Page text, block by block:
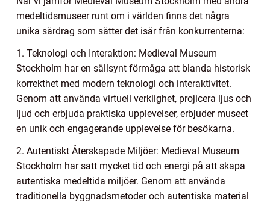
medeltidsmuseer runt om i världen finns det några
unika särdrag som sätter det isär från konkurrenterna:
1. Teknologi och Interaktion: Medieval Museum
Stockholm har en sällsynt förmåga att blanda historisk
korrekthet med modern teknologi och interaktivitet.
Genom att använda virtuell verklighet, projicera ljus och
ljud och erbjuda praktiska upplevelser, erbjuder museet
en unik och engagerande upplevelse för besökarna.
2. Autentiskt Återskapade Miljöer: Medieval Museum
Stockholm har satt mycket tid och energi på att skapa
autentiska medeltida miljöer. Genom att använda
traditionella byggnadsmetoder och autentiska material